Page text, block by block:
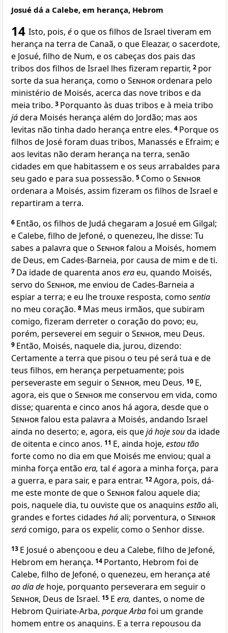
Josué dá a Calebe, em herança, Hebrom
14 Isto, pois, éo que os filhos de Israel tiveram em
herança na terra de Canaã, o que Eleazar, o sacerdote,
e Josué, filho de Num, e os cabeças dos pais das
tribos dos filhos de Israel lhes fizeram repartir, 2 por
sorte da sua herança, como o Senhorordenara pelo
ministério de Moisés, acerca das nove tribos e da
meia tribo. 3 Porquanto às duas tribos e à meia tribo
jádera Moisés herança além do Jordão; mas aos
levitas não tinha dado herança entre eles. 4 Porque os
filhos de José foram duas tribos, Manassés e Efraim; e
aos levitas não deram herança na terra, senão
cidades em que habitassem e os seus arrabaldes para
seu gado e para sua possessão. 5 Como o Senhor
ordenara a Moisés, assim fizeram os filhos de Israel e
repartiram a terra.
6 Então, os filhos de Judá chegaram a Josué em Gilgal;
e Calebe, filho de Jefoné, o quenezeu, lhe disse: Tu
sabes a palavra que o Senhorfalou a Moisés, homem
de Deus, em Cades-Barneia, por causa de mim e de ti.
7 Da idade de quarenta anos eraeu, quando Moisés,
servo do Senhor, me enviou de Cades-Barneia a
espiar a terra; e eu lhe trouxe resposta, como sentia
no meu coração. 8 Mas meus irmãos, que subiram
comigo, fizeram derreter o coração do povo; eu,
porém, perseverei em seguir o Senhor, meu Deus.
9 Então, Moisés, naquele dia, jurou, dizendo:
Certamente a terra que pisou o teu pé será tua e de
teus filhos, em herança perpetuamente; pois
perseveraste em seguir o Senhor, meu Deus. 10 E,
agora, eis que o Senhor me conservou em vida, como
disse; quarenta e cinco anos há agora, desde que o
Senhorfalou esta palavra a Moisés, andando Israel
ainda no deserto; e, agora, eis quejá hoje souda idade
de oitenta e cinco anos. 11 E, ainda hoje, estou tão
forte como no dia em que Moisés me enviou; qual a
minha força então era, tal éagora a minha força, para
a guerra, e para sair, e para entrar. 12Agora, pois, dá-
me este monte de que o Senhorfalou aquele dia;
pois, naquele dia, tu ouviste que os anaquins estãoali,
grandes e fortes cidades háali; porventura, o Senhor
serácomigo, para os expelir, como o Senhor disse.
13 E Josué o abençoou e deu a Calebe, filho de Jefoné,
Hebrom em herança. 14 Portanto, Hebrom foi de
Calebe, filho de Jefoné, o quenezeu, em herança até
ao dia de hoje, porquanto perseverara em seguir o
Senhor, Deus de Israel. 15 E era, dantes, o nome de
Hebrom Quiriate-Arba, porque Arbafoi um grande
homem entre os anaquins. E a terra repousou da